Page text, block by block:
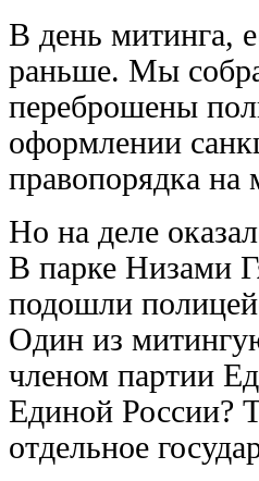
В день митинга,
раньше. Мы
переброшены
оформлении
правопорядка
Но на деле
В парке Низами
подошли
Один из
членом партии
Единой России?
отдельное